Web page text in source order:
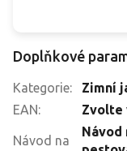
Doplňkové
Kategorie:
Zimní
EAN: Zvolte
Návod na
Návod